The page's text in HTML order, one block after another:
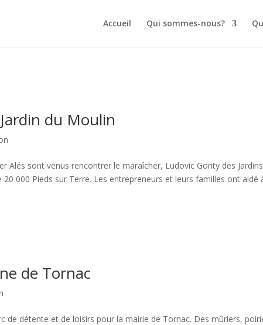
Accueil Qui sommes-nous?
du Moulin
Alés sont venus rencontrer le maraîcher, Ludovic Gonty des
000 Pieds sur Terre. Les entrepreneurs et leurs familles ont aidé
de Tornac
de détente et de loisirs pour la mairie de Tornac. Des mûriers,